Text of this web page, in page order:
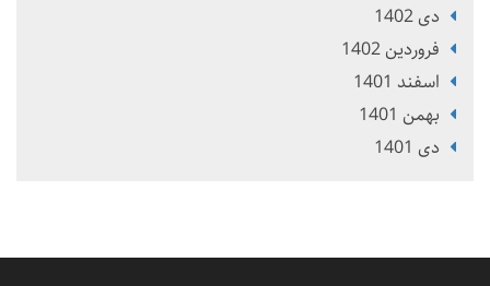
دی 1402
فروردین 1402
اسفند 1401
بهمن 1401
دی 1401